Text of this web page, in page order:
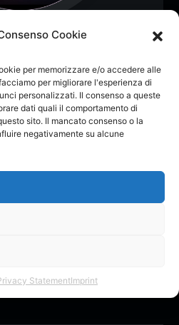
Cookie
per memorizzare e/o accedere alle
per migliorare l'esperienza di
personalizzati. Il consenso a queste
dati quali il comportamento di
sito. Il mancato consenso o la
negativamente su alcune
StatementImprint
0 Dona
Membro dal: Giu 2026